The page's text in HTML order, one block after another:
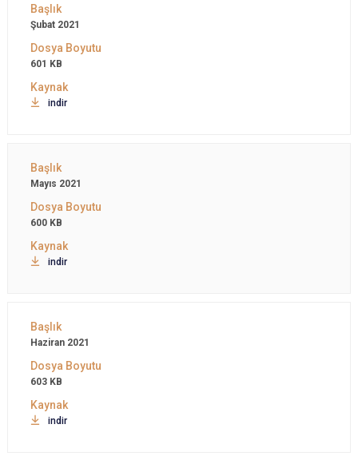
Şubat 2021
601 KB
indir
Mayıs 2021
600 KB
indir
Haziran 2021
603 KB
indir